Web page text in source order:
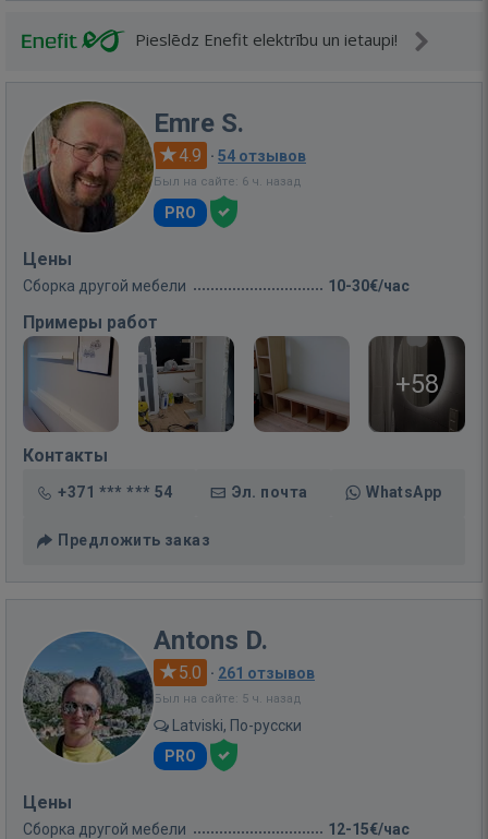
Pieslēdz Enefit elektrību un ietaupi!
Emre S.
4.9 · 54 отзывов
Был на сайте: 6 ч. назад
PRO
Цены
Сборка другой мебели 10-30€/час
Примеры работ
+58
Контакты
+371 *** *** 54 Эл. почта WhatsApp
Предложить заказ
Antons D.
5.0 · 261 отзывов
Был на сайте: 5 ч. назад
Latviski, По-русски
PRO
Цены
Сборка другой мебели 12-15€/час